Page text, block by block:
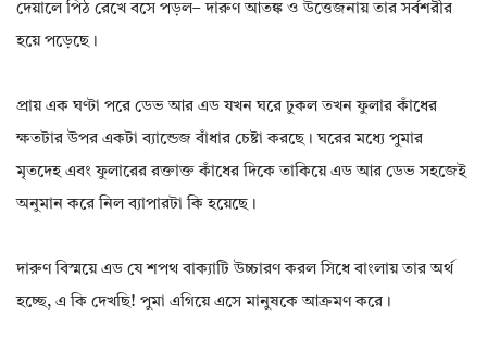
দেয়ালে পিঠ রেখে বসে পড়ল– দারুণ আতঙ্ক ও উত্তেজনায় তার সর্বশরীর
হয়ে পড়েছে।
প্রায় এক ঘণ্টা পরে ডেভ আর এড যখন ঘরে ঢুকল তখন ফুলার কাঁধের
ক্ষতটার উপর একটা ব্যান্ডেজ বাঁধার চেষ্টা করছে। ঘরের মধ্যে পুমার
মৃতদেহ এবং ফুলারের রক্তাক্ত কাঁধের দিকে তাকিয়ে এড আর ডেভ সহজেই
অনুমান করে নিল ব্যাপারটা কি হয়েছে।
দারুণ বিস্ময়ে এড যে শপথ বাক্যাটি উচ্চারণ করল সিধে বাংলায় তার অর্থ
হচ্ছে, এ কি দেখছি! পুমা এগিয়ে এসে মানুষকে আক্রমণ করে।